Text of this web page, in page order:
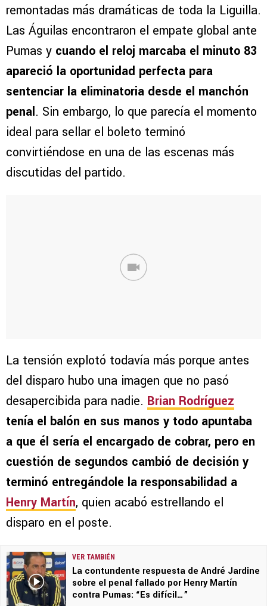
remontadas más dramáticas de toda la Liguilla.
Las Águilas encontraron el empate global ante
Pumas y cuando el reloj marcaba el minuto 83
apareció la oportunidad perfecta para
sentenciar la eliminatoria desde el manchón
penal. Sin embargo, lo que parecía el momento
ideal para sellar el boleto terminó
convirtiéndose en una de las escenas más
discutidas del partido.
La tensión explotó todavía más porque antes
del disparo hubo una imagen que no pasó
desapercibida para nadie. Brian Rodríguez
tenía el balón en sus manos y todo apuntaba
a que él sería el encargado de cobrar, pero en
cuestión de segundos cambió de decisión y
terminó entregándole la responsabilidad a
Henry Martín, quien acabó estrellando el
disparo en el poste.
VER TAMBIÉN
La contundente respuesta de André Jardine
sobre el penal fallado por Henry Martín
contra Pumas: “Es difícil…”